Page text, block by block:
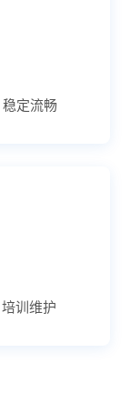
定流畅
训维护